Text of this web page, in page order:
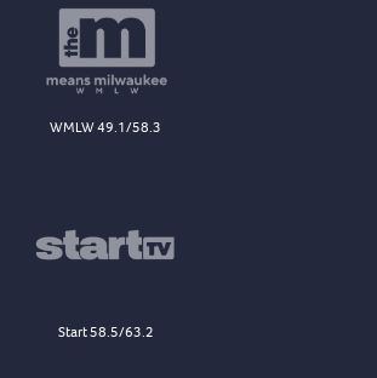
WMLW 49.1/58.3
Start 58.5/63.2